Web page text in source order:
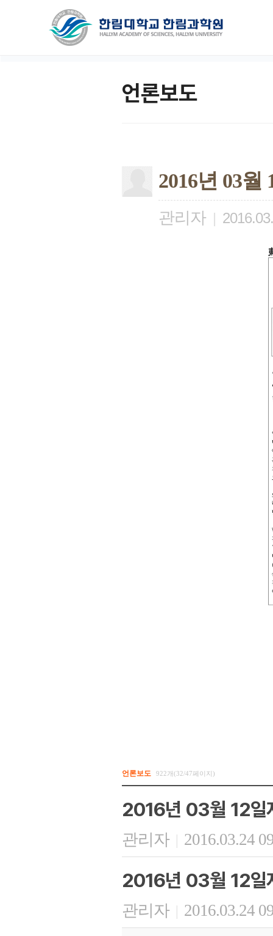
언론보도
2016년 03
관리자 |
언론보도 922개(32/47페이지)
2016년 03월 12일
관리자 | 2016.03.24
2016년 03월 12일
관리자 | 2016.03.24